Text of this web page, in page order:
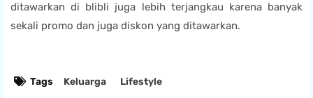
ditawarkan di blibli juga lebih terjangkau karena banyak
sekali promo dan juga diskon yang ditawarkan.
Tags Keluarga Lifestyle